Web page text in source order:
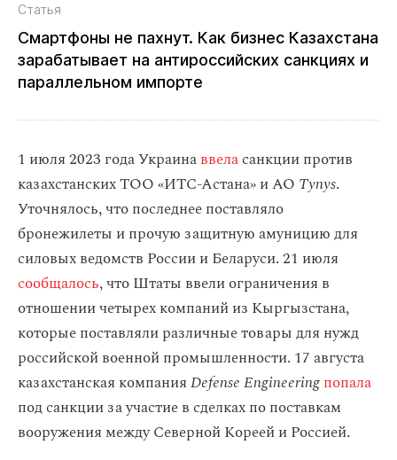
Статья
Смартфоны не пахнут. Как бизнес Казахстана
зарабатывает на антироссийских санкциях и
параллельном импорте
1 июля 2023 года Украинаввеласанкции против
казахстанских ТОО «ИТС-Астана» и АО Tynys.
Уточнялось, что последнее поставляло
бронежилеты и прочую защитную амуницию для
силовых ведомств России и Беларуси. 21 июля
сообщалось, что Штаты ввели ограничения в
отношении четырех компаний из Кыргызстана,
которые поставляли различные товары для нужд
российской военной промышленности. 17 августа
казахстанская компанияDefense Engineeringпопала
под санкции за участие в сделках по поставкам
вооружения между Северной Кореей и Россией.